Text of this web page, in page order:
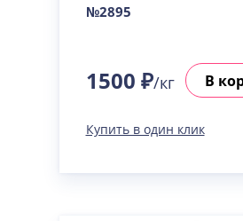
№2895
1500 ₽/кг В
Купить в один клик